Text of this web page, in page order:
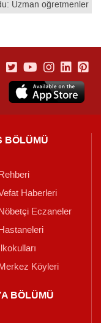
Uzman öğretmenler
BÖLÜMÜ
Haberleri
Eczaneler
Köyleri
BÖLÜMÜ